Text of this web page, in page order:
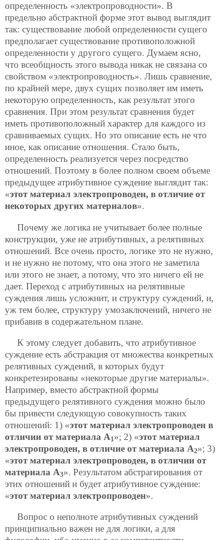
определенность «электропроводности». В
предельно абстрактной форме этот вывод выглядит
так: существование любой определенности сущего
предполагает существование противоположной
определенности у другого сущего. Думаем ясно,
что всеобщность этого вывода никак не связана со
свойством «электропроводность». Лишь сравнение,
по крайней мере, двух сущих позволяет им иметь
некоторую определенность, как результат этого
сравнения. При этом результат сравнения будет
иметь противоположный характер для каждого из
сравниваемых сущих. Но это описание есть не что
иное, как описание отношения. Стало быть,
определенность реализуется через посредство
отношений. Поэтому в более полном своем объеме
предыдущее атрибутивное суждение выглядит так:
«этот материал электропроводен, в отличие от
некоторых других материалов».
Почему же логика не учитывает более полные
конструкции, уже не атрибутивных, а релятивных
отношений. Все очень просто, логике это не нужно,
и не нужно не потому, что она этого не заметила
или этого не знает, а потому, что это ничего ей не
дает. Переход с атрибутивных на релятивные
суждения лишь усложнит, и структуру суждений, и,
уж тем более, структуру умозаключений, ничего не
прибавив в содержательном плане.
К этому следует добавить, что атрибутивное
суждение есть абстракция от множества конкретных
релятивных суждений, в которых будут
конкретезированы «некоторые другие материалы».
Например, вместо абстрактной формы
предыдущего релятивного суждения можно было
бы привести следующую совокупность таких
отношений: 1) «этот материал электропроводен в
отличии от материала А1»; 2) «этот материал
электропроводен, в отличие от материала А2»; 3)
«этот материал электропроводен, в отличии от
материала А3». Результатом абстрагирования от
этих отношений и будет атрибутивное суждение:
«этот материал электропроводен».
Вопрос о неполноте атрибутивных суждений
принципиально важен не для логики, а для